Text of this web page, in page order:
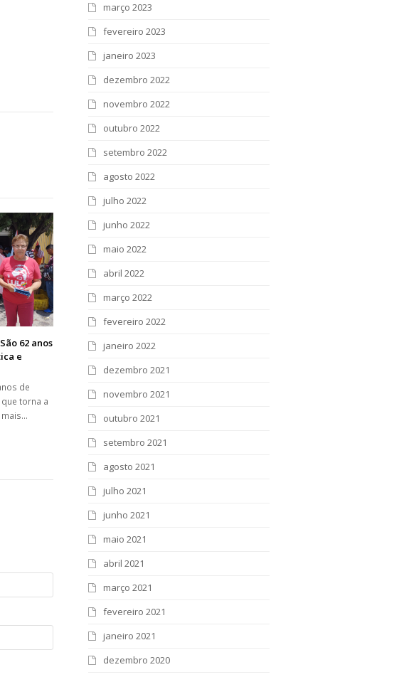
62 anos
e
de
torna a
março 2023
fevereiro 2023
janeiro 2023
dezembro 2022
novembro 2022
outubro 2022
setembro 2022
agosto 2022
julho 2022
junho 2022
maio 2022
abril 2022
março 2022
fevereiro 2022
janeiro 2022
dezembro 2021
novembro 2021
outubro 2021
setembro 2021
agosto 2021
julho 2021
junho 2021
maio 2021
abril 2021
março 2021
fevereiro 2021
janeiro 2021
dezembro 2020